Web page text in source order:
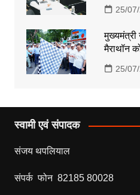
25/
मुख्यमंत्री
मैराथॉन
25/
स्वामी एवं संपादक
संजय थपलियाल
संपर्क फोन 82185 80028